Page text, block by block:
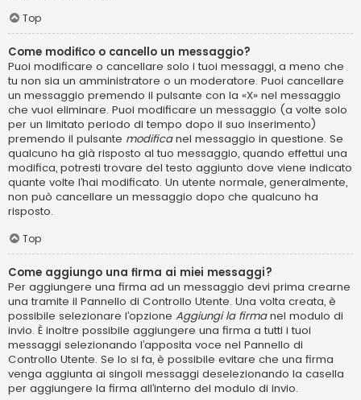
Top
Come modifico o cancello un messaggio?
Puoi modificare o cancellare solo i tuoi messaggi, a meno che
tu non sia un amministratore o un moderatore. Puoi cancellare
un messaggio premendo il pulsante con la «X» nel messaggio
che vuoi eliminare. Puoi modificare un messaggio (a volte solo
per un limitato periodo di tempo dopo il suo inserimento)
premendo il pulsante modificanel messaggio in questione. Se
qualcuno ha già risposto al tuo messaggio, quando effettui una
modifica, potresti trovare del testo aggiunto dove viene indicato
quante volte l’hai modificato. Un utente normale, generalmente,
non può cancellare un messaggio dopo che qualcuno ha
risposto.
Top
Come aggiungo una firma ai miei messaggi?
Per aggiungere una firma ad un messaggio devi prima crearne
una tramite il Pannello di Controllo Utente. Una volta creata, è
possibile selezionare l’opzione Aggiungi la firmanel modulo di
invio. È inoltre possibile aggiungere una firma a tutti i tuoi
messaggi selezionando l’apposita voce nel Pannello di
Controllo Utente. Se lo si fa, è possibile evitare che una firma
venga aggiunta ai singoli messaggi deselezionando la casella
per aggiungere la firma all’interno del modulo di invio.